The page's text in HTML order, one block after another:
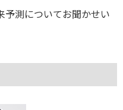
予測についてお聞かせい